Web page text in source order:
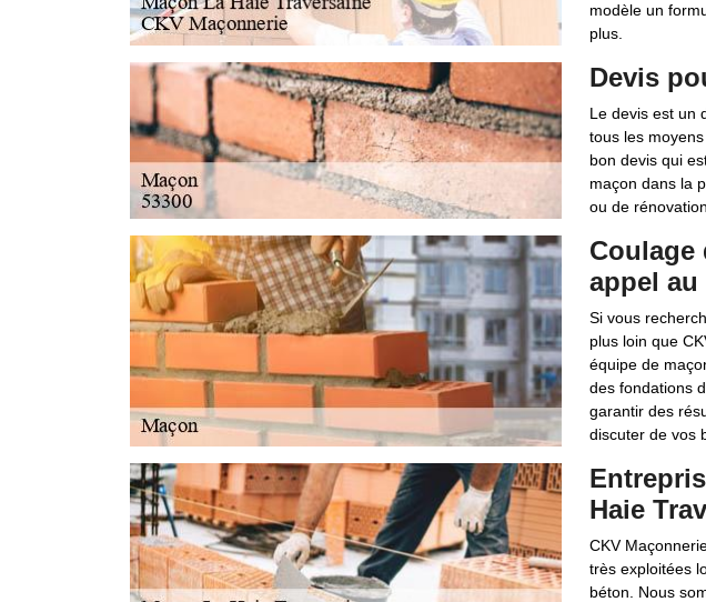
modèle un
plus.
Devis
Le devis est un
tous les
bon devis qui
maçon dans la
ou de
Coulage
appel au
Si vous
plus loin que
équipe de
des fondations
garantir des
discuter de vos
Haie
CKV
très exploitées
béton. Nous